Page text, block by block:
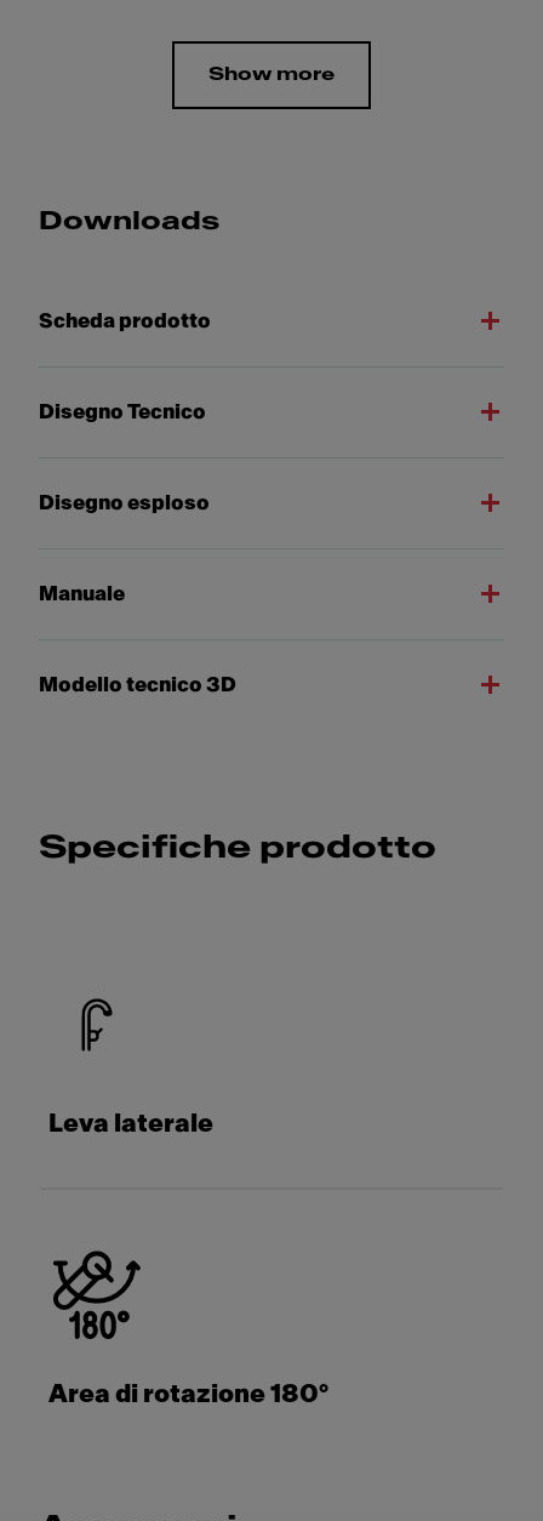
Show more
Downloads
Scheda prodotto
Disegno Tecnico
Disegno esploso
Manuale
Modello tecnico 3D
Specifiche prodotto
Leva laterale
Area di rotazione 180°